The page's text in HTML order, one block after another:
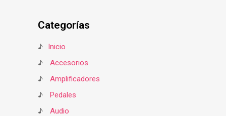
Categorías
♪
Inicio
♪
Accesorios
♪
Amplificadores
♪
Pedales
♪
Audio